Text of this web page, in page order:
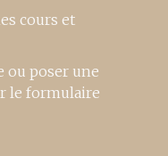
cours et
ou poser une
le formulaire